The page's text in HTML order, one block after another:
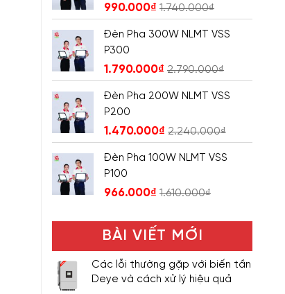
990.000₫ 1.740.000₫
Đèn Pha 300W NLMT VSS
P300
1.790.000₫ 2.790.000₫
Đèn Pha 200W NLMT VSS
P200
1.470.000₫ 2.240.000₫
Đèn Pha 100W NLMT VSS
P100
966.000₫ 1.610.000₫
BÀI VIẾT MỚI
Các lỗi thường gặp với biến tần
Deye và cách xử lý hiệu quả